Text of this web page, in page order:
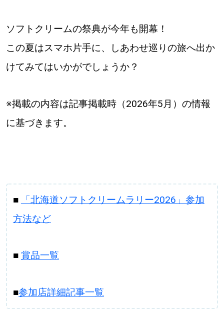
ソフトクリームの祭典が今年も開幕！
この夏はスマホ片手に、しあわせ巡りの旅へ出か
けてみてはいかがでしょうか？
※掲載の内容は記事掲載時（2026年5月）の情報
に基づきます。
■
「北海道ソフトクリームラリー2026」参加
方法など
■ 賞品一覧
■参加店詳細記事一覧